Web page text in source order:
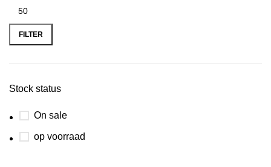
FILTER
Stock status
On sale
op voorraad